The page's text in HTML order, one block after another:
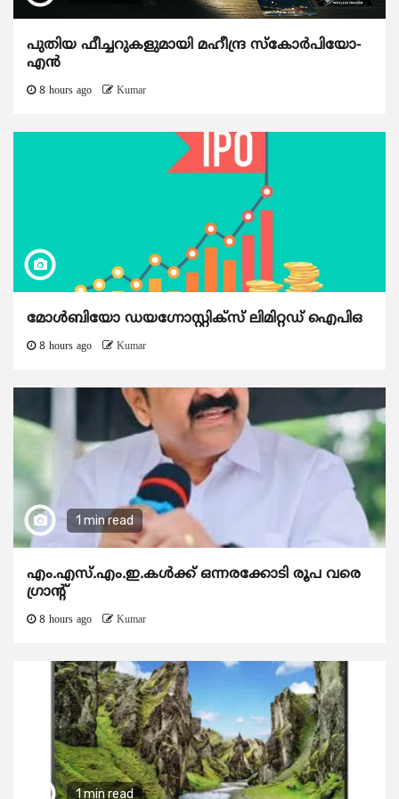
പുതിയ ഫീച്ചറുകളുമായി മഹീന്ദ്ര സ്കോർപിയോ-
എൻ
8 hours ago Kumar
മോൾബിയോ ഡയഗ്നോസ്റ്റിക്സ് ലിമിറ്റഡ് ഐപിഒ
8 hours ago Kumar
1 min read
എം.എസ്.എം.ഇ.കൾക്ക് ഒന്നരക്കോടി രൂപ വരെ
ഗ്രാന്റ്
8 hours ago Kumar
1 min read